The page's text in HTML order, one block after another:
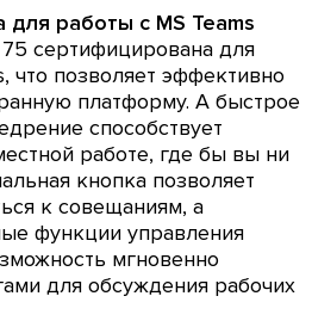
работы с MS Teams
сертифицирована для
что позволяет эффективно
платформу. А быстрое
способствует
работе, где бы вы ни
кнопка позволяет
к совещаниям, а
функции управления
мгновенно
для обсуждения рабочих